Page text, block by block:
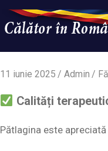
content
simplu
WordPress
11 iunie 2025 Admin
Calități
Pătlagina este